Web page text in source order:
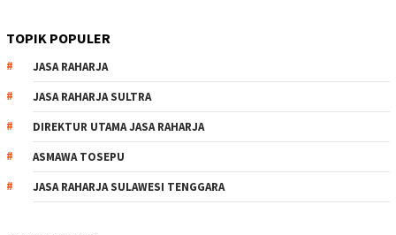
TOPIK POPULER
JASA RAHARJA
JASA RAHARJA SULTRA
DIREKTUR UTAMA JASA RAHARJA
ASMAWA TOSEPU
JASA RAHARJA SULAWESI TENGGARA